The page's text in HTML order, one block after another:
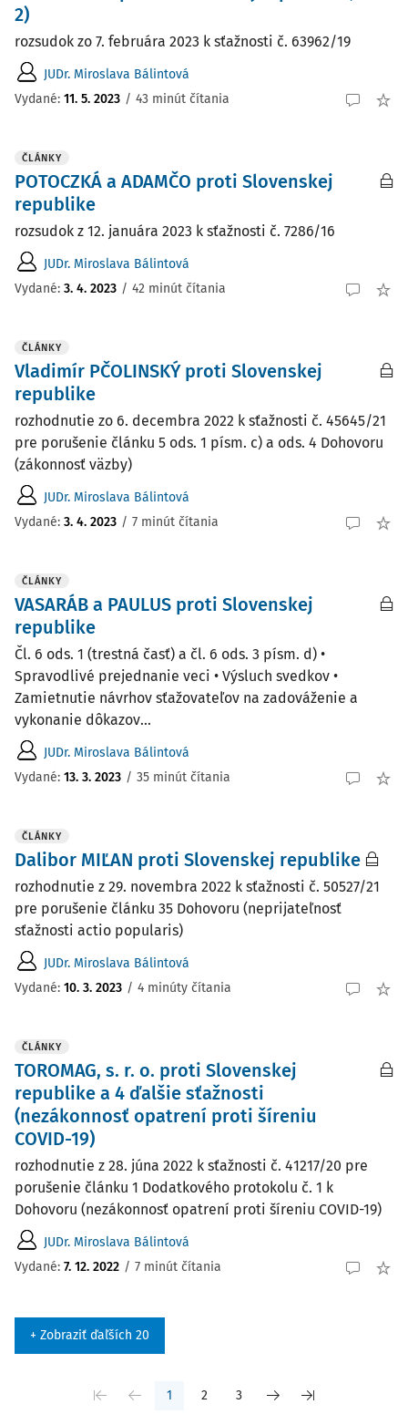
2)
rozsudok zo 7. februára 2023 k sťažnosti č. 63962/19
JUDr. Miroslava Bálintová
Vydané: 11. 5. 2023 / 43 minút čítania
ČLÁNKY
POTOCZKÁ a ADAMČO proti Slovenskej
republike
rozsudok z 12. januára 2023 k sťažnosti č. 7286/16
JUDr. Miroslava Bálintová
Vydané: 3. 4. 2023 / 42 minút čítania
ČLÁNKY
Vladimír PČOLINSKÝ proti Slovenskej
republike
rozhodnutie zo 6. decembra 2022 k sťažnosti č. 45645/21
pre porušenie článku 5 ods. 1 písm. c) a ods. 4 Dohovoru
(zákonnosť väzby)
JUDr. Miroslava Bálintová
Vydané: 3. 4. 2023 / 7 minút čítania
ČLÁNKY
VASARÁB a PAULUS proti Slovenskej
republike
Čl. 6 ods. 1 (trestná časť) a čl. 6 ods. 3 písm. d) •
Spravodlivé prejednanie veci • Výsluch svedkov •
Zamietnutie návrhov sťažovateľov na zadováženie a
vykonanie dôkazov...
JUDr. Miroslava Bálintová
Vydané: 13. 3. 2023 / 35 minút čítania
ČLÁNKY
Dalibor MIĽAN proti Slovenskej republike
rozhodnutie z 29. novembra 2022 k sťažnosti č. 50527/21
pre porušenie článku 35 Dohovoru (neprijateľnosť
sťažnosti actio popularis)
JUDr. Miroslava Bálintová
Vydané: 10. 3. 2023 / 4 minúty čítania
ČLÁNKY
TOROMAG, s. r. o. proti Slovenskej
republike a 4 ďalšie sťažnosti
(nezákonnosť opatrení proti šíreniu
COVID-19)
rozhodnutie z 28. júna 2022 k sťažnosti č. 41217/20 pre
porušenie článku 1 Dodatkového protokolu č. 1 k
Dohovoru (nezákonnosť opatrení proti šíreniu COVID-19)
JUDr. Miroslava Bálintová
Vydané: 7. 12. 2022 / 7 minút čítania
+ Zobraziť ďaľších 20
1 2 3